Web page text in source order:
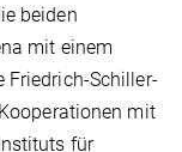
beiden
mit einem
Friedrich-Schiller-
mit
für